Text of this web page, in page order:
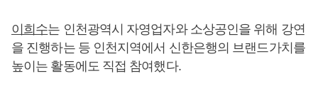
이희수는 인천광역시 자영업자와 소상공인을 위해 강연
을 진행하는 등 인천지역에서 신한은행의 브랜드가치를
높이는 활동에도 직접 참여했다.